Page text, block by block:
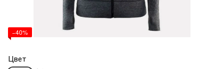
−40%
Цвет